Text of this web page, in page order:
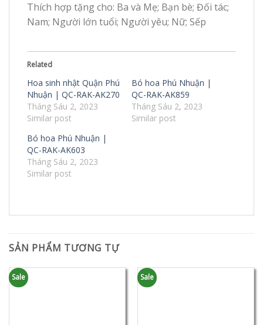
Thích hợp tặng cho: Ba và Mẹ; Bạn bè; Đối tác;
Nam; Người lớn tuổi; Người yêu; Nữ; Sếp
Related
Hoa sinh nhật Quận Phú
Nhuận | QC-RAK-AK270
Tháng Sáu 2, 2023
Similar post
Bó hoa Phú Nhuận |
QC-RAK-AK859
Tháng Sáu 2, 2023
Similar post
Bó hoa Phú Nhuận |
QC-RAK-AK603
Tháng Sáu 2, 2023
Similar post
SẢN PHẨM TƯƠNG TỰ
Sale Sale